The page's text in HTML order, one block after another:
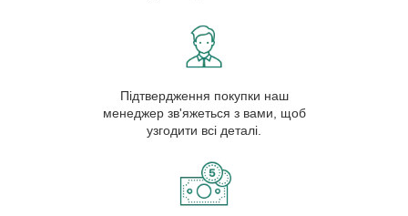
Підтвердження покупки наш
менеджер зв'яжеться з вами, щоб
узгодити всі деталі.